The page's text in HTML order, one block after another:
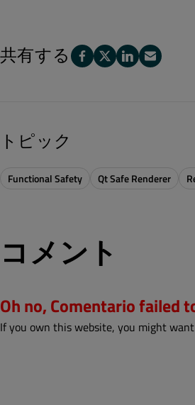
共有する
トピック
Functional Safety Qt Safe Renderer
コメント
Oh no, Comentario failed
If you own this website, you might